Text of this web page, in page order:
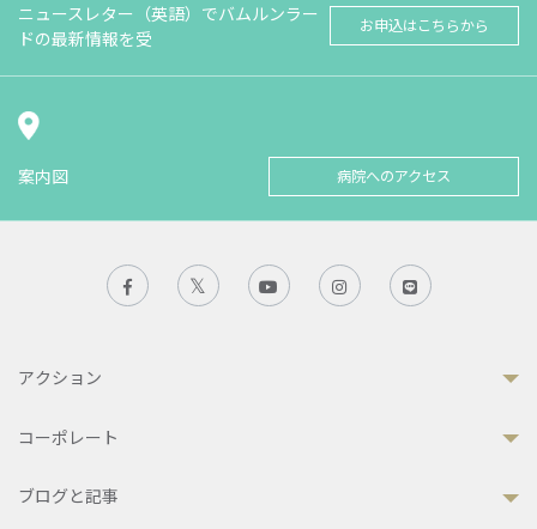
ニュースレター（英語）でバムルンラー
ドの最新情報を受
お申込はこちらから
案内図 病院へのアクセス
アクション
コーポレート
ブログと記事